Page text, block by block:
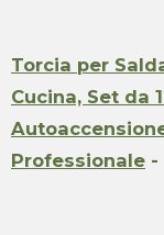
Torcia per
Cucina, Set da
Professionale -